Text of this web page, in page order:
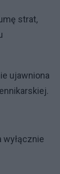
strat,
ujawniona
wyłącznie